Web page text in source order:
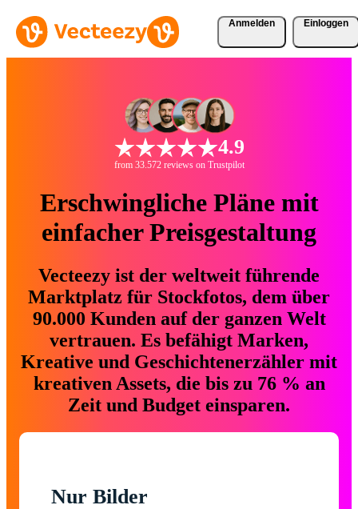
Anmelden Einloggen
4.9
from 33.572 reviews on Trustpilot
Erschwingliche Pläne mit
einfacher Preisgestaltung
Vecteezy ist der weltweit führende
Marktplatz für Stockfotos, dem über
90.000 Kunden auf der ganzen Welt
vertrauen. Es befähigt Marken,
Kreative und Geschichtenerzähler mit
kreativen Assets, die bis zu 76 % an
Zeit und Budget einsparen.
Nur Bilder